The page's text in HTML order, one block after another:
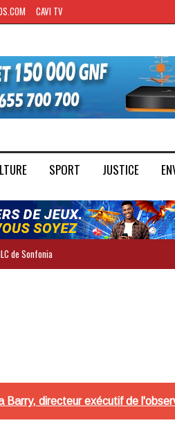
CAVI TV
SPORT JUSTICE
de Sonfonia
Barry, directeur exécutif de